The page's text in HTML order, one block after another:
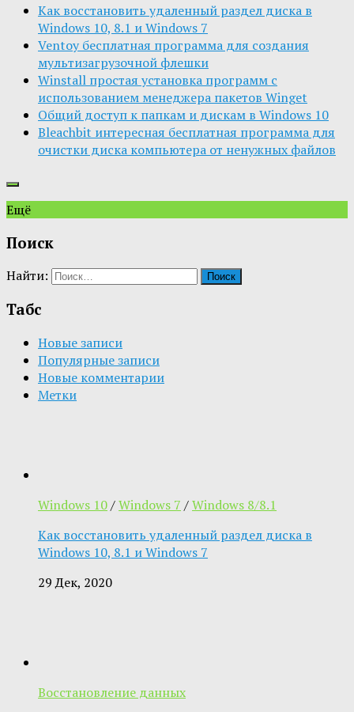
Как восстановить удаленный раздел диска в
Windows 10, 8.1 и Windows 7
Ventoy бесплатная программа для создания
мультизагрузочной флешки
Winstall простая установка программ с
использованием менеджера пакетов Winget
Общий доступ к папкам и дискам в Windows 10
Bleachbit интересная бесплатная программа для
очистки диска компьютера от ненужных файлов
Ещё
Поиск
Найти:
Табс
Новые записи
Популярные записи
Новые комментарии
Метки
Windows 10/Windows 7 /Windows 8/8.1
Как восстановить удаленный раздел диска в
Windows 10, 8.1 и Windows 7
29 Дек, 2020
Восстановление данных